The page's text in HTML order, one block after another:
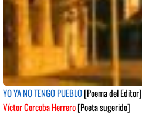
YO YA NO TENGO PUEBLO[Poema del Editor]
Víctor Corcoba Herrero[Poeta sugerido]